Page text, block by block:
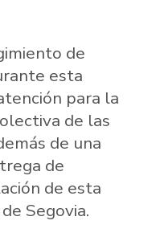
de
esta
para la
de las
de una
de
de esta
Segovia.